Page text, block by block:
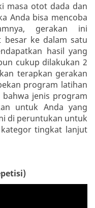
masa otot dada dan
Anda bisa mencoba
gerakan ini
besar ke dalam satu
hasil yang
cukup dilakukan 2
terapkan gerakan
program latihan
jenis program
untuk Anda yang
di peruntukan untuk
tingkat lanjut